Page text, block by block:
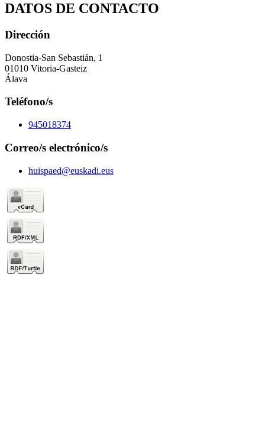
DATOS DE CONTACTO
Dirección
Donostia-San Sebastián, 1
01010 Vitoria-Gasteiz
Álava
Teléfono/s
945018374
Correo/s electrónico/s
huispaed@euskadi.eus